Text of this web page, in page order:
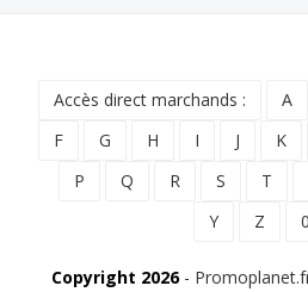
Accès direct marchands : A
F
G H I J K
P
Q R S T
Y
Z
Copyright 2026-